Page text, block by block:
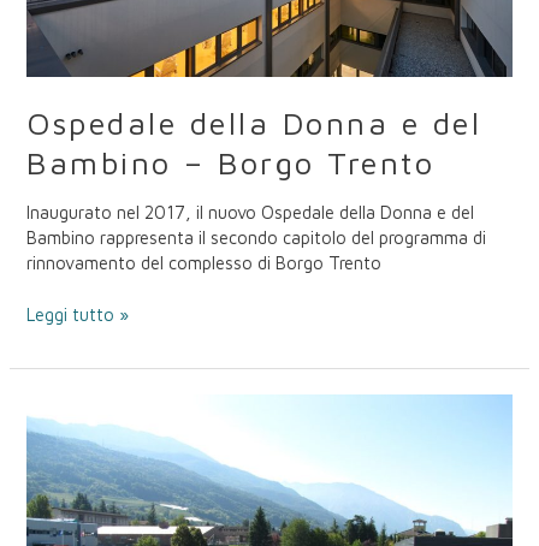
Ospedale della Donna e del
Bambino – Borgo Trento
Inaugurato nel 2017, il nuovo Ospedale della Donna e del
Bambino rappresenta il secondo capitolo del programma di
rinnovamento del complesso di Borgo Trento
Leggi tutto »
Scientifico
e
Tecnologico
Fabio
Ferrari